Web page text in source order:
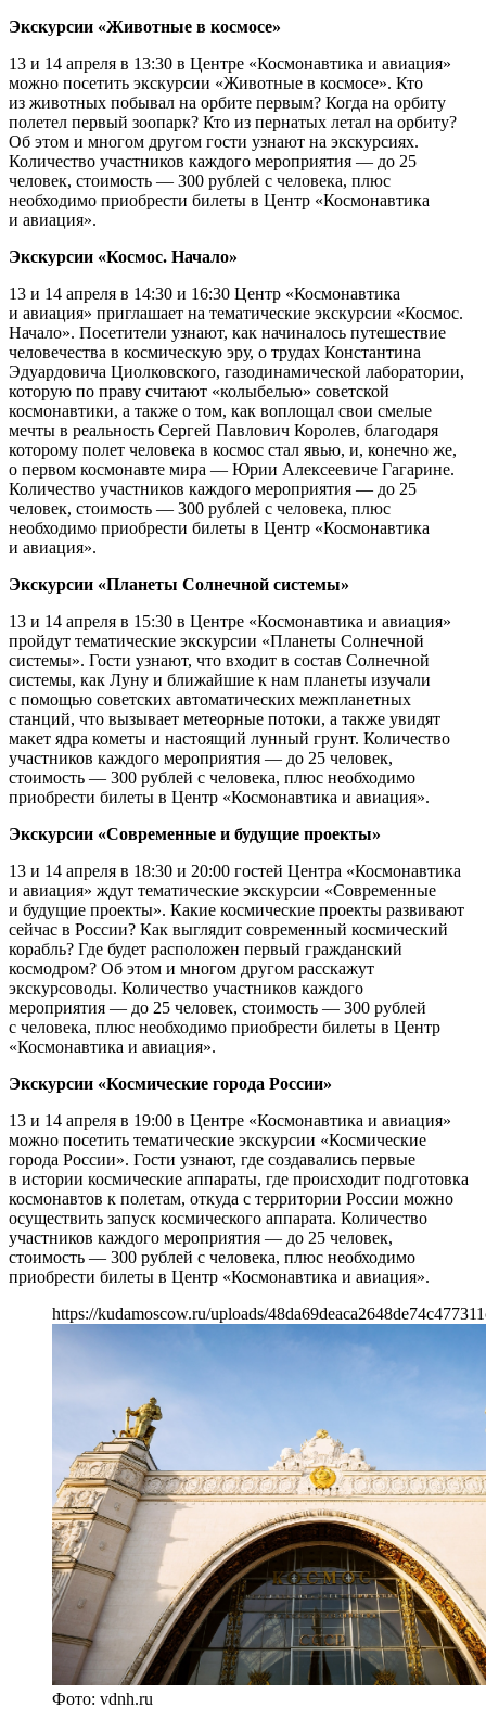
Экскурсии «Животные в космосе»
13 и 14 апреля в 13:30 в Центре «Космонавтика и авиация»
можно посетить экскурсии «Животные в космосе». Кто
из животных побывал на орбите первым? Когда на орбиту
полетел первый зоопарк? Кто из пернатых летал на орбиту?
Об этом и многом другом гости узнают на экскурсиях.
Количество участников каждого мероприятия — до 25
человек, стоимость — 300 рублей с человека, плюс
необходимо приобрести билеты в Центр «Космонавтика
и авиация».
Экскурсии «Космос. Начало»
13 и 14 апреля в 14:30 и 16:30 Центр «Космонавтика
и авиация» приглашает на тематические экскурсии «Космос.
Начало». Посетители узнают, как начиналось путешествие
человечества в космическую эру, о трудах Константина
Эдуардовича Циолковского, газодинамической лаборатории,
которую по праву считают «колыбелью» советской
космонавтики, а также о том, как воплощал свои смелые
мечты в реальность Сергей Павлович Королев, благодаря
которому полет человека в космос стал явью, и, конечно же,
о первом космонавте мира — Юрии Алексеевиче Гагарине.
Количество участников каждого мероприятия — до 25
человек, стоимость — 300 рублей с человека, плюс
необходимо приобрести билеты в Центр «Космонавтика
и авиация».
Экскурсии «Планеты Солнечной системы»
13 и 14 апреля в 15:30 в Центре «Космонавтика и авиация»
пройдут тематические экскурсии «Планеты Солнечной
системы». Гости узнают, что входит в состав Солнечной
системы, как Луну и ближайшие к нам планеты изучали
с помощью советских автоматических межпланетных
станций, что вызывает метеорные потоки, а также увидят
макет ядра кометы и настоящий лунный грунт. Количество
участников каждого мероприятия — до 25 человек,
стоимость — 300 рублей с человека, плюс необходимо
приобрести билеты в Центр «Космонавтика и авиация».
Экскурсии «Современные и будущие проекты»
13 и 14 апреля в 18:30 и 20:00 гостей Центра «Космонавтика
и авиация» ждут тематические экскурсии «Современные
и будущие проекты». Какие космические проекты развивают
сейчас в России? Как выглядит современный космический
корабль? Где будет расположен первый гражданский
космодром? Об этом и многом другом расскажут
экскурсоводы. Количество участников каждого
мероприятия — до 25 человек, стоимость — 300 рублей
с человека, плюс необходимо приобрести билеты в Центр
«Космонавтика и авиация».
Экскурсии «Космические города России»
13 и 14 апреля в 19:00 в Центре «Космонавтика и авиация»
можно посетить тематические экскурсии «Космические
города России». Гости узнают, где создавались первые
в истории космические аппараты, где происходит подготовка
космонавтов к полетам, откуда с территории России можно
осуществить запуск космического аппарата. Количество
участников каждого мероприятия — до 25 человек,
стоимость — 300 рублей с человека, плюс необходимо
приобрести билеты в Центр «Космонавтика и авиация».
https://kudamoscow.ru/uploads/
Фото: vdnh.ru